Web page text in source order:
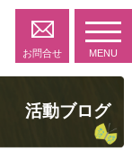
お問合せ MENU
活動ブログ